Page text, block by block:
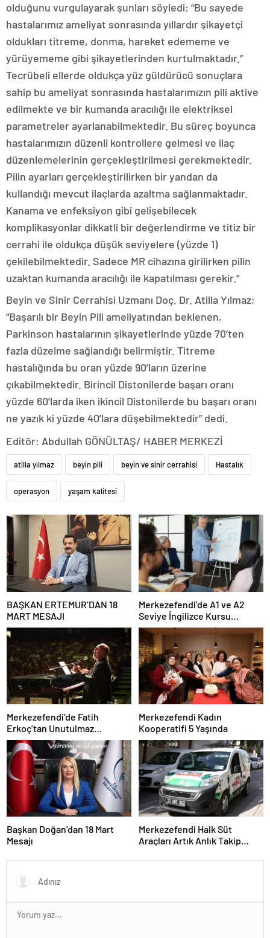
olduğunu vurgulayarak şunları söyledi: “Bu sayede
hastalarımız ameliyat sonrasında yıllardır şikayetçi
oldukları titreme, donma, hareket edememe ve
yürüyememe gibi şikayetlerinden kurtulmaktadır.”
Tecrübeli ellerde oldukça yüz güldürücü sonuçlara
sahip bu ameliyat sonrasında hastalarımızın pili aktive
edilmekte ve bir kumanda aracılığı ile elektriksel
parametreler ayarlanabilmektedir. Bu süreç boyunca
hastalarımızın düzenli kontrollere gelmesi ve ilaç
düzenlemelerinin gerçekleştirilmesi gerekmektedir.
Pilin ayarları gerçekleştirilirken bir yandan da
kullandığı mevcut ilaçlarda azaltma sağlanmaktadır.
Kanama ve enfeksiyon gibi gelişebilecek
komplikasyonlar dikkatli bir değerlendirme ve titiz bir
cerrahi ile oldukça düşük seviyelere (yüzde 1)
çekilebilmektedir. Sadece MR cihazına girilirken pilin
uzaktan kumanda aracılığı ile kapatılması gerekir.”
Beyin ve Sinir Cerrahisi Uzmanı Doç. Dr. Atilla Yılmaz;
“Başarılı bir Beyin Pili ameliyatından beklenen,
Parkinson hastalarının şikayetlerinde yüzde 70’ten
fazla düzelme sağlandığı belirmiştir. Titreme
hastalığında bu oran yüzde 90’ların üzerine
çıkabilmektedir. Birincil Distonilerde başarı oranı
yüzde 60’larda iken ikincil Distonilerde bu başarı oranı
ne yazık ki yüzde 40’lara düşebilmektedir” dedi.
Editör: Abdullah GÖNÜLTAŞ/ HABER MERKEZİ
atilla yılmaz beyin pili beyin ve sinir cerrahisi Hastalık
operasyon yaşam kalitesi
BAŞKAN ERTEMUR’DAN 18
MART MESAJI
Merkezefendi’de A1 ve A2
Seviye İngilizce Kursu
Başvuruları Başladı
Merkezefendi’de Fatih
Erkoç’tan Unutulmaz
Ramazan Konseri
Merkezefendi Kadın
Kooperatifi 5 Yaşında
Başkan Doğan’dan 18 Mart
Mesajı
Merkezefendi Halk Süt
Araçları Artık Anlık Takip